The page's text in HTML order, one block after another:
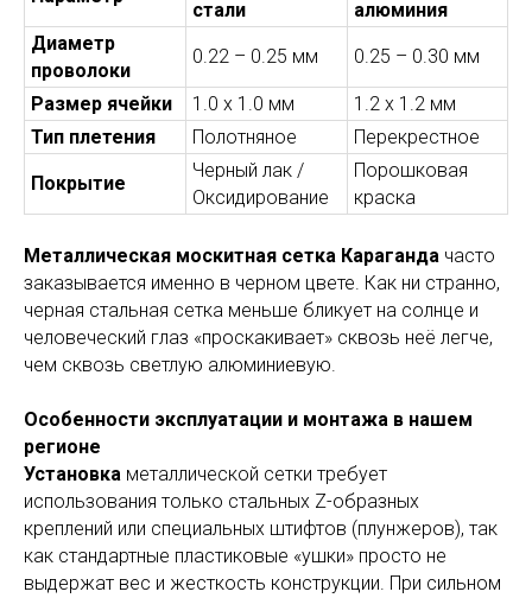
стали
алюминия
Диаметр
проволоки
0.22 – 0.25 мм 0.25 – 0.30 мм
Размер ячейки 1.0 х 1.0 мм
1.2 х 1.2 мм
Тип плетения
Полотняное Перекрестное
Покрытие
Черный лак /
Оксидирование
Порошковая
краска
Металлическая москитная сетка Караганда часто
заказывается именно в черном цвете. Как ни странно,
черная стальная сетка меньше бликует на солнце и
человеческий глаз «проскакивает» сквозь неё легче,
чем сквозь светлую алюминиевую.
Особенности эксплуатации и монтажа в нашем
регионе
Установка металлической сетки требует
использования только стальных Z-образных
креплений или специальных штифтов (плунжеров), так
как стандартные пластиковые «ушки» просто не
выдержат вес и жесткость конструкции. При сильном